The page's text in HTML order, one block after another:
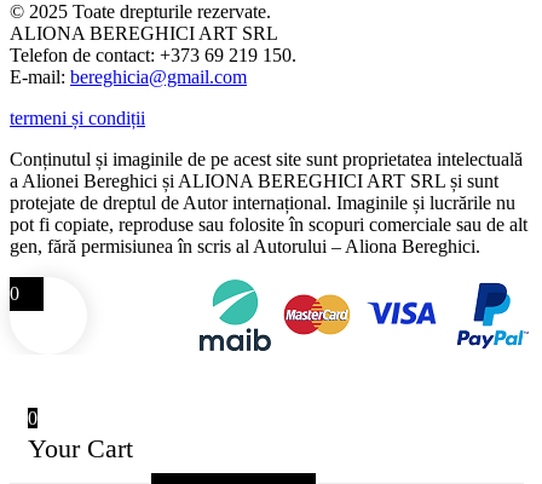
© 2025 Toate drepturile rezervate.
ALIONA BEREGHICI ART SRL
Telefon de contact: +373 69 219 150.
E-mail: bereghicia@gmail.com
termeni și condiții
Conținutul și imaginile de pe acest site sunt proprietatea intelectuală
a Alionei Bereghici și ALIONA BEREGHICI ART SRL și sunt
protejate de dreptul de Autor internațional. Imaginile și lucrările nu
pot fi copiate, reproduse sau folosite în scopuri comerciale sau de alt
gen, fără permisiunea în scris al Autorului – Aliona Bereghici.
0
0
Your Cart